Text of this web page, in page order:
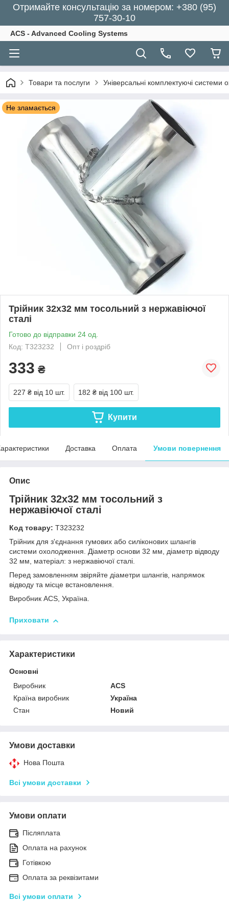
Отримайте консультацію за номером: +380 (95)
757-30-10
ACS - Advanced Cooling Systems
Товари та послуги Універсальні комплектуючі системи
Не зламається
Трійник 32x32 мм тосольний з нержавіючої
сталі
Готово до відправки 24 од.
Код: Т323232
Опт і роздріб
333 ₴
227 ₴ від 10 шт. 182 ₴ від 100 шт.
Купити
Доставка Оплата Умови повернення
Опис
Трійник 32x32 мм тосольний з
нержавіючої сталі
Код товару: Т323232
Трійник для з'єднання гумових або силіконових шлангів
системи охолодження. Діаметр основи 32 мм, діаметр відводу
32 мм, матеріал: з нержавіючої сталі.
Перед замовленням звіряйте діаметри шлангів, напрямок
відводу та місце встановлення.
Виробник ACS, Україна.
Приховати
Характеристики
Основні
Виробник
ACS
Країна виробник
Україна
Стан
Новий
Умови доставки
Нова Пошта
Всі умови доставки
Умови оплати
Післяплата
Оплата на рахунок
Готівкою
Оплата за реквізитами
Всі умови оплати